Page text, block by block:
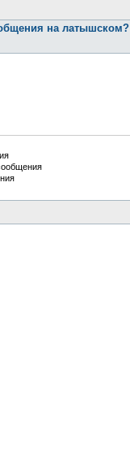
на латышском?